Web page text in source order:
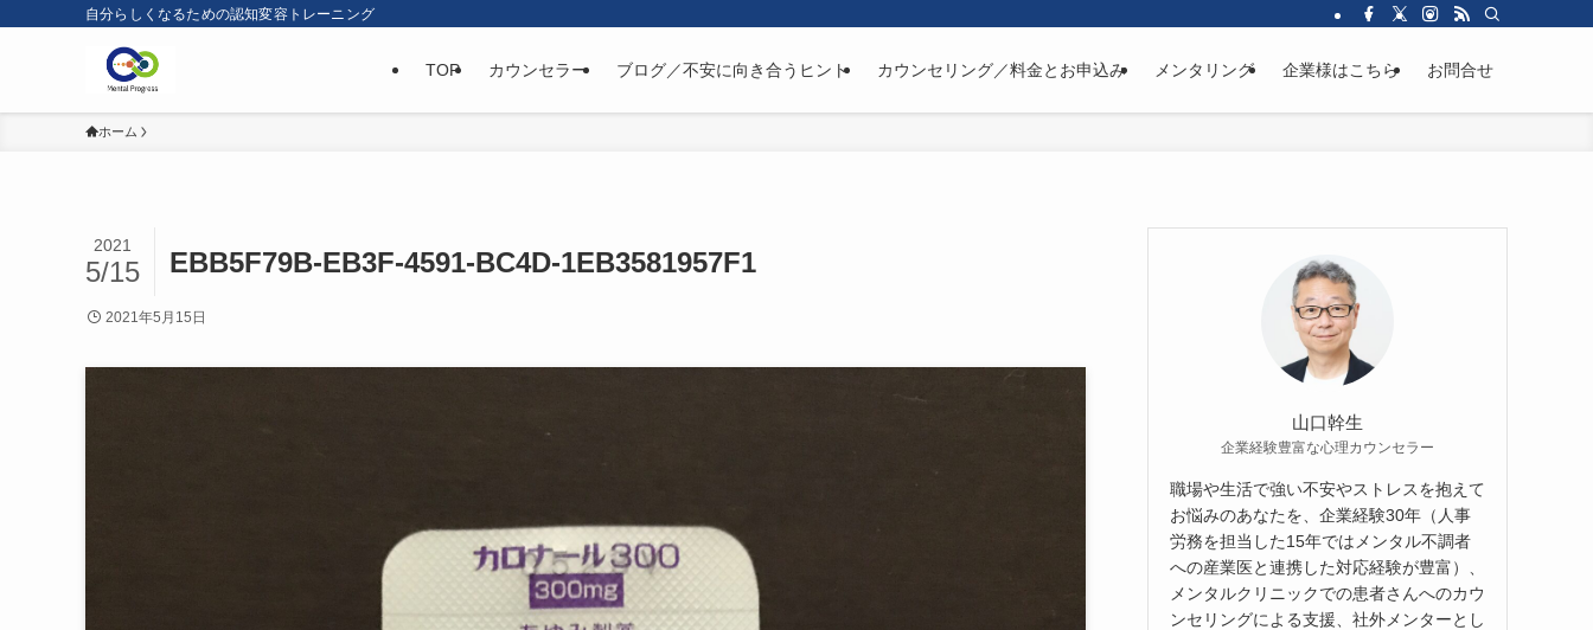
自分らしくなるための認知変容トレーニング
TOP カウンセラー ブログ／不安に向き合うヒント カウンセリング／料金とお申込み メンタリング 企業様はこちら お問合せ
ホーム
EBB5F79B-EB3F-4591-BC4D-1EB3581957F1
2021
5/15
2021年5月15日
山口幹生
企業経験豊富な心理カウンセラー
職場や生活で強い不安やストレスを抱えて
お悩みのあなたを、企業経験30年（人事
労務を担当した15年ではメンタル不調者
への産業医と連携した対応経験が豊富）、
メンタルクリニックでの患者さんへのカウ
ンセリングによる支援、社外メンターとし